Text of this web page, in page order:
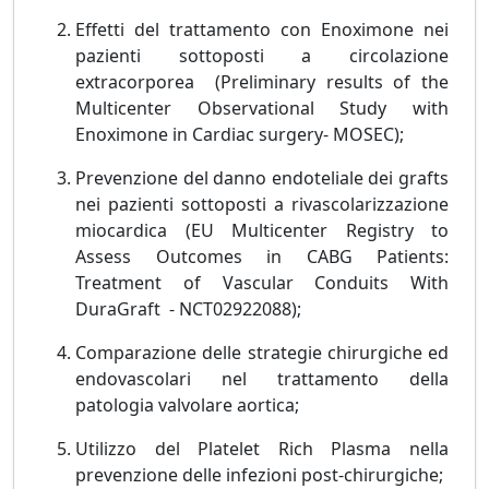
Effetti del trattamento con Enoximone nei
pazienti sottoposti a circolazione
extracorporea (Preliminary results of the
Multicenter Observational Study with
Enoximone in Cardiac surgery- MOSEC);
Prevenzione del danno endoteliale dei grafts
nei pazienti sottoposti a rivascolarizzazione
miocardica (EU Multicenter Registry to
Assess Outcomes in CABG Patients:
Treatment of Vascular Conduits With
DuraGraft - NCT02922088);
Comparazione delle strategie chirurgiche ed
endovascolari nel trattamento della
patologia valvolare aortica;
Utilizzo del Platelet Rich Plasma nella
prevenzione delle infezioni post-chirurgiche;